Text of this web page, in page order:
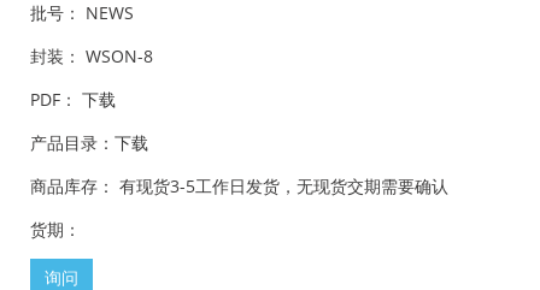
批号： NEWS
封装： WSON-8
PDF： 下载
产品目录： 下载
商品库存： 有现货3-5工作日发货，无现货交期需要确认
货期：
询问